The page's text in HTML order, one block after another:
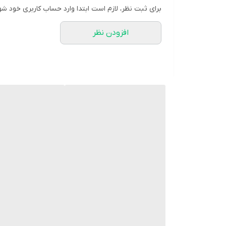
برای ثبت نظر، لازم است ابتدا وارد حساب کاربری خود
افزودن نظر